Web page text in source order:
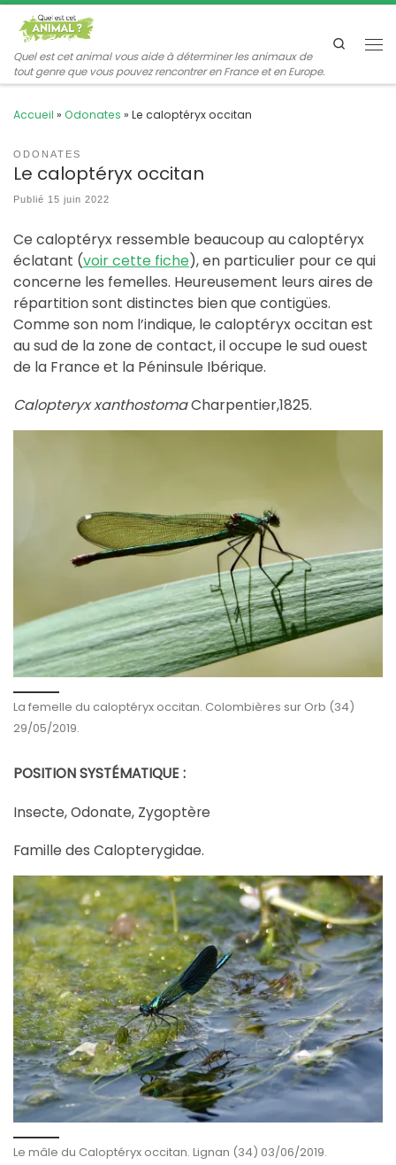
Passer au contenu
Quel est cet animal vous aide à déterminer les animaux de
tout genre que vous pouvez rencontrer en France et en Europe.
Search
Accueil » Odonates » Le caloptéryx occitan
ODONATES
Le caloptéryx occitan
Publié 15 juin 2022
Ce caloptéryx ressemble beaucoup au caloptéryx
éclatant (voir cette fiche), en particulier pour ce qui
concerne les femelles. Heureusement leurs aires de
répartition sont distinctes bien que contigües.
Comme son nom l’indique, le caloptéryx occitan est
au sud de la zone de contact, il occupe le sud ouest
de la France et la Péninsule Ibérique.
Calopteryx xanthostomaCharpentier,1825.
La femelle du caloptéryx occitan. Colombières sur Orb (34)
29/05/2019.
POSITION SYSTÉMATIQUE :
Insecte, Odonate, Zygoptère
Famille des Calopterygidae.
Le mâle du Caloptéryx occitan. Lignan (34) 03/06/2019.